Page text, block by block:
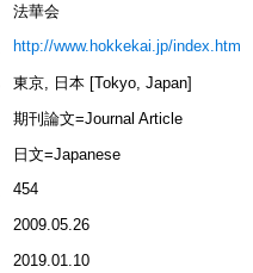
法華会
http://www.hokkekai.jp/index.htm
東京, 日本 [Tokyo, Japan]
期刊論文=Journal Article
日文=Japanese
454
2009.05.26
2019.01.10